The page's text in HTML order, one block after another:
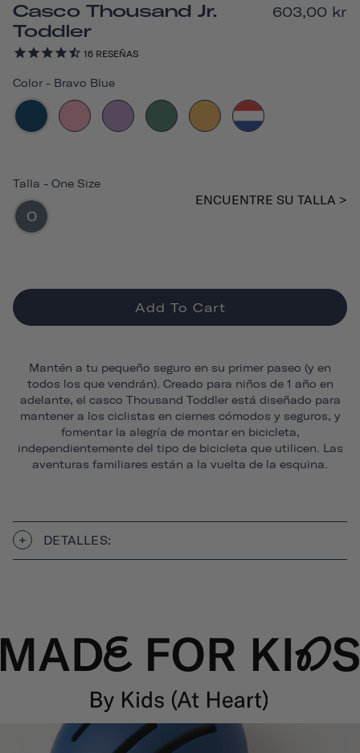
Casco Thousand Jr.
Toddler
16 RESEÑAS
603,00 kr
Color - Bravo Blue
Talla - One Size
O
ENCUENTRE SU TALLA >
Add To Cart
Mantén a tu pequeño seguro en su primer paseo (y en
todos los que vendrán). Creado para niños de 1 año en
adelante, el casco Thousand Toddler está diseñado para
mantener a los ciclistas en ciernes cómodos y seguros, y
fomentar la alegría de montar en bicicleta,
independientemente del tipo de bicicleta que utilicen. Las
aventuras familiares están a la vuelta de la esquina.
DETALLES: